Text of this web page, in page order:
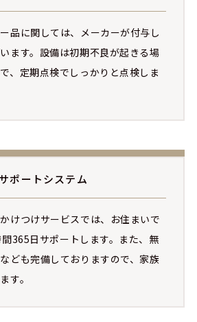
品に関しては、メーカーが付与し
ます。設備は初期不良が起きる場
、定期点検でしっかりと点検しま
サポートシステム
けつけサービスでは、お住まいで
365日サポートします。また、無
ども完備しておりますので、家族
す。